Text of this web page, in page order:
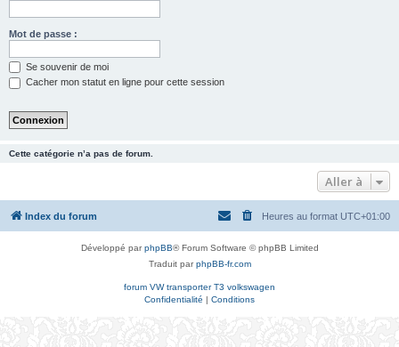
Mot de passe :
Se souvenir de moi
Cacher mon statut en ligne pour cette session
Cette catégorie n’a pas de forum.
Aller à
Index du forum Heures au format UTC+01:00
Développé parphpBB® Forum Software © phpBB Limited
Traduit parphpBB-fr.com
forum VW transporter T3 volkswagen
Confidentialité | Conditions